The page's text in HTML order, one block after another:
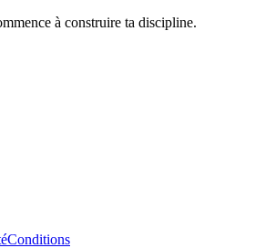
à construire ta discipline.
Conditions